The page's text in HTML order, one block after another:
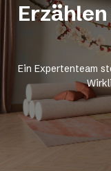
Ein Expertenteam